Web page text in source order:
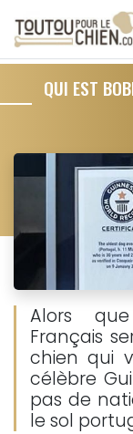
QUI EST
Alors
Français
chien qui
célèbre
pas de
le sol